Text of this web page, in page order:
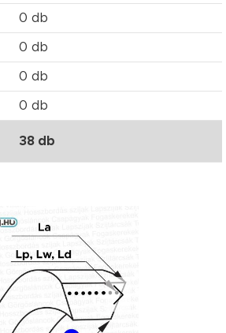
0 db
0 db
0 db
0 db
38 db